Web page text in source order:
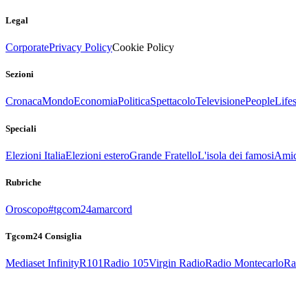
Legal
CorporatePrivacy PolicyCookie Policy
Sezioni
CronacaMondoEconomiaPoliticaSpettacoloTelevisionePeople
Speciali
Elezioni ItaliaElezioni esteroGrande FratelloL'isola dei famosi
Rubriche
Oroscopo#tgcom24amarcord
Tgcom24 Consiglia
Mediaset InfinityR101Radio 105Virgin RadioRadio Montecarlo